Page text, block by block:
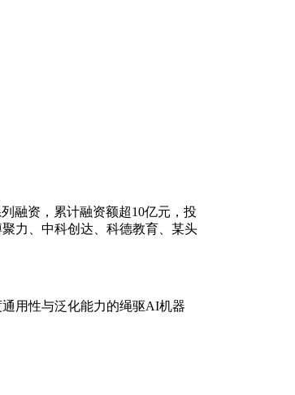
融资，累计融资额超10亿元，投
力、中科创达、科德教育、某头
用性与泛化能力的绳驱AI机器